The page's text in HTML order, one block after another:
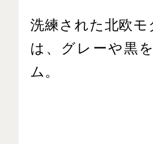
洗練された北欧
は、グレーや黒
ム。